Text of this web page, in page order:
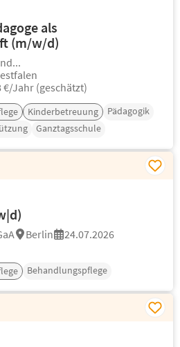
als
(m/w/d)
€/Jahr (geschätzt)
Kinderbetreuung
Pädagogik
Ganztagsschule
Berlin
24.07.2026
Behandlungspflege